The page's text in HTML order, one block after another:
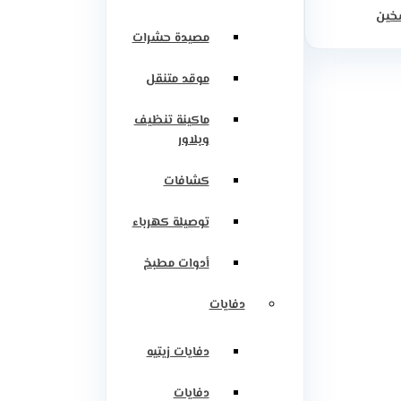
مصيدة حشرات
موقد متنقل
ماكينة تنظيف
وبلاور
كشافات
توصيلة كهرباء
أدوات مطبخ
دفايات
دفايات زيتيه
دفايات